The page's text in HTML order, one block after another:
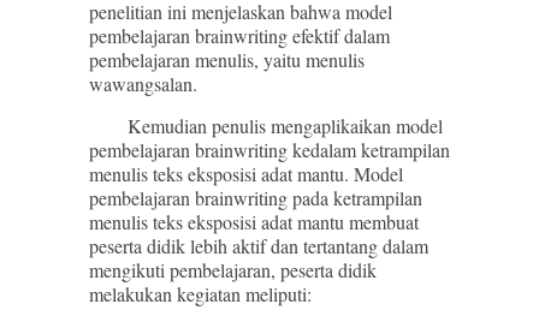
penelitian ini menjelaskan bahwa model
pembelajaran brainwriting efektif dalam
pembelajaran menulis, yaitu menulis
wawangsalan.
Kemudian penulis mengaplikaikan model
pembelajaran brainwriting kedalam ketrampilan
menulis teks eksposisi adat mantu. Model
pembelajaran brainwriting pada ketrampilan
menulis teks eksposisi adat mantu membuat
peserta didik lebih aktif dan tertantang dalam
mengikuti pembelajaran, peserta didik
melakukan kegiatan meliputi: